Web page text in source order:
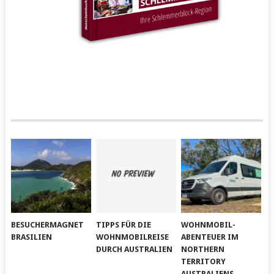
BESUCHERMAGNET
BRASILIEN
TIPPS FÜR DIE
WOHNMOBILREISE
DURCH AUSTRALIEN
WOHNMOBIL-
ABENTEUER IM
NORTHERN
TERRITORY